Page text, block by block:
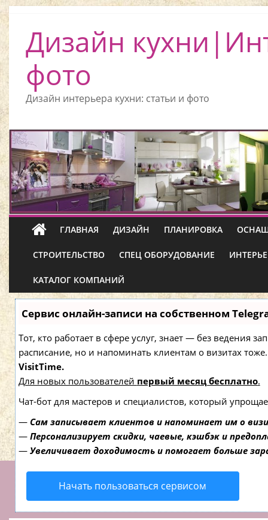
Дизайн
фото
Дизайн интерьера кухни: статьи и фото
ГЛАВНАЯ ДИЗАЙН ПЛАНИРОВКА
СТРОИТЕЛЬСТВО СПЕЦ ОБОРУДОВАНИЕ
КАТАЛОГ КОМПАНИЙ
Сервис онлайн-записи на собственном
Тот, кто работает в сфере услуг, знает — без ведения
расписание, но и напоминать клиентам о визитах
VisitTime.
Для новых пользователей первый месяц бесплатно.
Чат-бот для мастеров и специалистов, который
— Сам записывает клиентов и напоминает им о
— Персонализирует скидки, чаевые, кэшбэк и
— Увеличивает доходимость и помогает больше
Начать пользоваться сервисом